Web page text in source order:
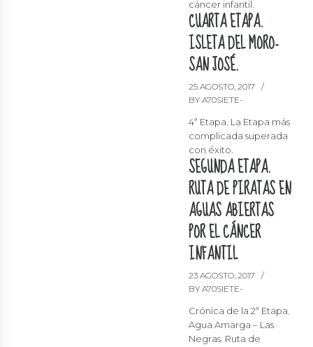
cáncer infantil.
CUARTA ETAPA.
ISLETA DEL MORO-
SAN JOSÉ.
25 AGOSTO, 2017
BY A70SIETE-
4ª Etapa. La Etapa más
complicada superada
con éxito.
SEGUNDA ETAPA.
RUTA DE PIRATAS EN
AGUAS ABIERTAS
POR EL CÁNCER
INFANTIL
23 AGOSTO, 2017
BY A70SIETE-
Crónica de la 2ª Etapa.
Agua Amarga – Las
Negras. Ruta de